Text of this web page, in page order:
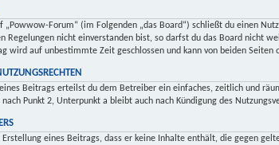
„Powwow-Forum“ (im Folgenden „das Board“) schließt du einen
Regelungen nicht einverstanden bist, so darfst du das Board nicht
wird auf unbestimmte Zeit geschlossen und kann von beiden
Beitrags erteilst du dem Betreiber ein einfaches, zeitlich und
nach Punkt 2, Unterpunkt a bleibt auch nach Kündigung des
eines Beitrags, dass er keine Inhalte enthält, die gegen